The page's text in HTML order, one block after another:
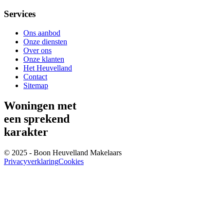
Services
Ons aanbod
Onze diensten
Over ons
Onze klanten
Het Heuvelland
Contact
Sitemap
Woningen met
een sprekend
karakter
© 2025 - Boon Heuvelland Makelaars
PrivacyverklaringCookies